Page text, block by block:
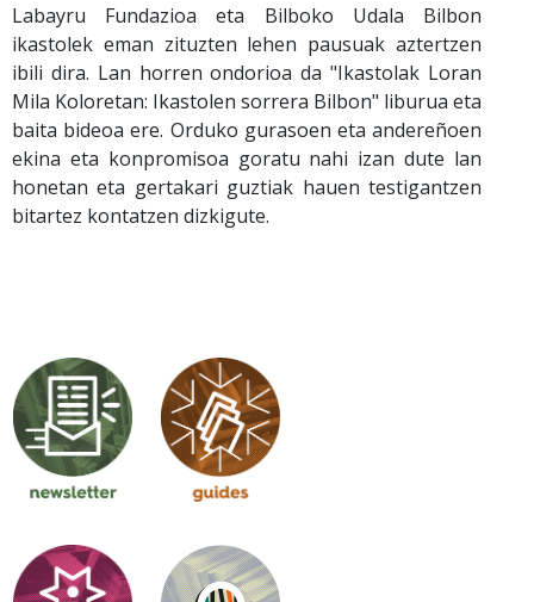
Labayru Fundazioa eta Bilboko Udala Bilbon
ikastolek eman zituzten lehen pausuak aztertzen
ibili dira. Lan horren ondorioa da "Ikastolak Loran
Mila Koloretan: Ikastolen sorrera Bilbon" liburua eta
baita bideoa ere. Orduko gurasoen eta andereñoen
ekina eta konpromisoa goratu nahi izan dute lan
honetan eta gertakari guztiak hauen testigantzen
bitartez kontatzen dizkigute.